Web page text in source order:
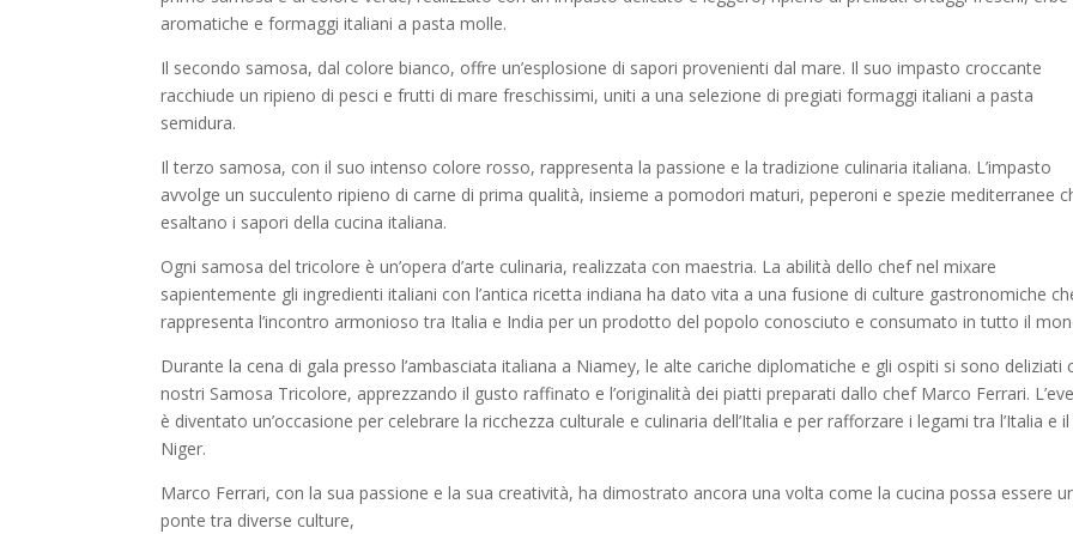
aromatiche e formaggi italiani a pasta molle.
Il secondo samosa, dal colore bianco, offre un’esplosione di sapori provenienti dal mare. Il suo impasto croccante
racchiude un ripieno di pesci e frutti di mare freschissimi, uniti a una selezione di pregiati formaggi italiani a pasta
semidura.
Il terzo samosa, con il suo intenso colore rosso, rappresenta la passione e la tradizione culinaria italiana. L’impasto
avvolge un succulento ripieno di carne di prima qualità, insieme a pomodori maturi, peperoni e spezie mediterranee
esaltano i sapori della cucina italiana.
Ogni samosa del tricolore è un’opera d’arte culinaria, realizzata con maestria. La abilità dello chef nel mixare
sapientemente gli ingredienti italiani con l’antica ricetta indiana ha dato vita a una fusione di culture gastronomiche
rappresenta l’incontro armonioso tra Italia e India per un prodotto del popolo conosciuto e consumato in tutto il
Durante la cena di gala presso l’ambasciata italiana a Niamey, le alte cariche diplomatiche e gli ospiti si sono deliziati
nostri Samosa Tricolore, apprezzando il gusto raffinato e l’originalità dei piatti preparati dallo chef Marco Ferrari.
è diventato un’occasione per celebrare la ricchezza culturale e culinaria dell’Italia e per rafforzare i legami tra l’Italia e il
Niger.
Marco Ferrari, con la sua passione e la sua creatività, ha dimostrato ancora una volta come la cucina possa essere
ponte tra diverse culture,